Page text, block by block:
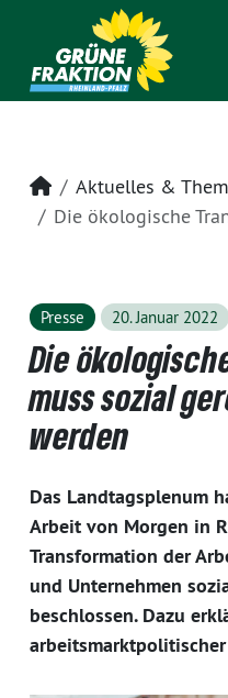
Startseite
Aktuelles &
Die ökologische
Presse 20. Januar 2022
Die
muss sozial
werden
Das Landtagsplenum
Arbeit von Morgen in
Transformation der
und Unternehmen
beschlossen. Dazu